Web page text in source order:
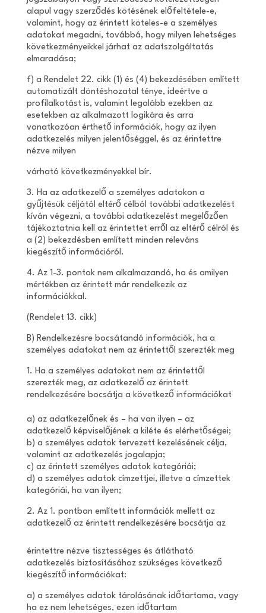
alapul vagy szerződés kötésének előfeltétele-e,
valamint, hogy az érintett köteles-e a személyes
adatokat megadni, továbbá, hogy milyen lehetséges
következményeikkel járhat az adatszolgáltatás
elmaradása;
f) a Rendelet 22. cikk (1) és (4) bekezdésében említett
automatizált döntéshozatal ténye, ideértve a
profilalkotást is, valamint legalább ezekben az
esetekben az alkalmazott logikára és arra
vonatkozóan érthető információk, hogy az ilyen
adatkezelés milyen jelentőséggel, és az érintettre
nézve milyen
várható következményekkel bír.
3. Ha az adatkezelő a személyes adatokon a
gyűjtésük céljától eltérő célból további adatkezelést
kíván végezni, a további adatkezelést megelőzően
tájékoztatnia kell az érintettet erről az eltérő célról és
a (2) bekezdésben említett minden releváns
kiegészítő információról.
4. Az 1-3. pontok nem alkalmazandó, ha és amilyen
mértékben az érintett már rendelkezik az
információkkal.
(Rendelet 13. cikk)
B) Rendelkezésre bocsátandó információk, ha a
személyes adatokat nem az érintettől szerezték meg
1. Ha a személyes adatokat nem az érintettől
szerezték meg, az adatkezelő az érintett
rendelkezésére bocsátja a következő információkat
a) az adatkezelőnek és – ha van ilyen – az
adatkezelő képviselőjének a kiléte és elérhetőségei;
b) a személyes adatok tervezett kezelésének célja,
valamint az adatkezelés jogalapja;
c) az érintett személyes adatok kategóriái;
d) a személyes adatok címzettjei, illetve a címzettek
kategóriái, ha van ilyen;
2. Az 1. pontban említett információk mellett az
adatkezelő az érintett rendelkezésére bocsátja az
érintettre nézve tisztességes és átlátható
adatkezelés biztosításához szükséges következő
kiegészítő információkat:
a) a személyes adatok tárolásának időtartama, vagy
ha ez nem lehetséges, ezen időtartam